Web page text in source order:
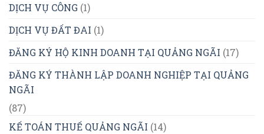
DỊCH VỤ CÔNG (1)
DỊCH VỤ ĐẤT ĐAI (1)
ĐĂNG KÝ HỘ KINH DOANH TẠI QUẢNG NGÃI (17)
ĐĂNG KÝ THÀNH LẬP DOANH NGHIỆP TẠI QUẢNG
NGÃI
(87)
KẾ TOÁN THUẾ QUẢNG NGÃI (14)